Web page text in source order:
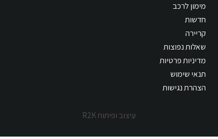
מימון לרכב
חדשות
קריירה
שאלות נפוצות
מדיניות פרטיות
תנאי שימוש
הצהרת נגישות
עיצוב ופיתוח R2K